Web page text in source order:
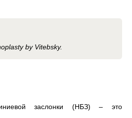
by Vitebsky.
заслонки (НБЗ) – это